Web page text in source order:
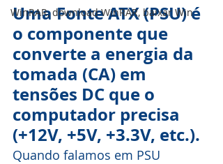
WinRAR, download WinRAR, baixar Win
Uma Fonte ATX (PSU) é
o componente que
converte a energia da
tomada (CA) em
tensões DC que o
computador precisa
(+12V, +5V, +3.3V, etc.).
Quando falamos em PSU